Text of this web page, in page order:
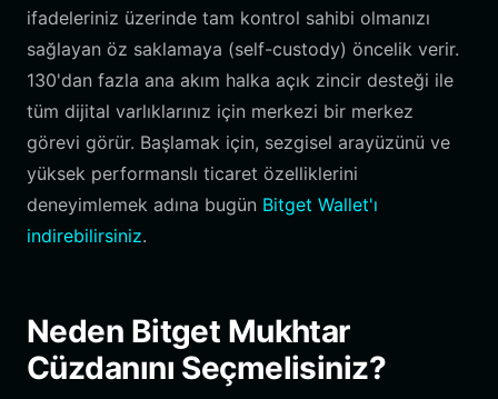
ifadeleriniz üzerinde tam kontrol sahibi olmanızı
sağlayan öz saklamaya (self-custody) öncelik verir.
130'dan fazla ana akım halka açık zincir desteği ile
tüm dijital varlıklarınız için merkezi bir merkez
görevi görür. Başlamak için, sezgisel arayüzünü ve
yüksek performanslı ticaret özelliklerini
deneyimlemek adına bugün Bitget Wallet'ı
indirebilirsiniz.
Neden Bitget Mukhtar
Cüzdanını Seçmelisiniz?